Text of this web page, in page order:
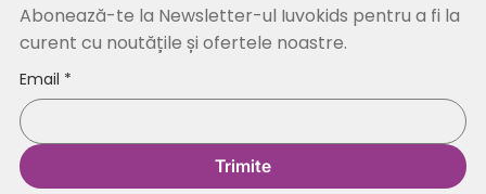
Abonează-te la Newsletter-ul Iuvokids pentru a fi la
curent cu noutățile și ofertele noastre.
Email *
Trimite